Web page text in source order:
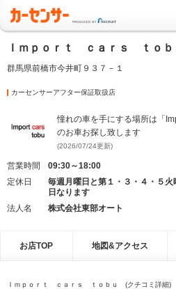
Ｉｍｐｏｒｔ ｃａｒｓ ｔｏ
群馬県前橋市今井町９３７－１
カーセンサーアフター保証取扱店
憧れの車を手にする場所は「
のお車お探し致します
(2026/07/24更新)
営業時間
09:30～18:00
定休日
毎週月曜日と第１・３・４・５
日なります
法人名
株式会社東部オート
お店TOP 地図&アクセス
Ｉｍｐｏｒｔ ｃａｒｓ ｔｏｂｕ (クチコミ詳細)